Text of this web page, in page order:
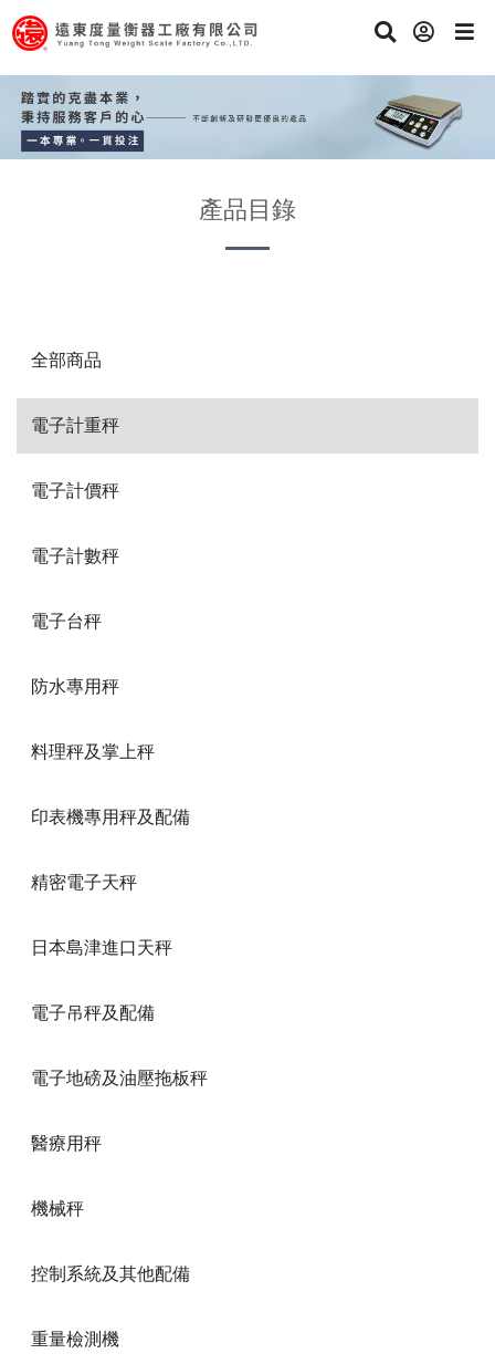
產品目錄
全部商品
電子計重秤
電子計價秤
電子計數秤
電子台秤
防水專用秤
料理秤及掌上秤
印表機專用秤及配備
精密電子天秤
日本島津進口天秤
電子吊秤及配備
電子地磅及油壓拖板秤
醫療用秤
機械秤
控制系統及其他配備
重量檢測機